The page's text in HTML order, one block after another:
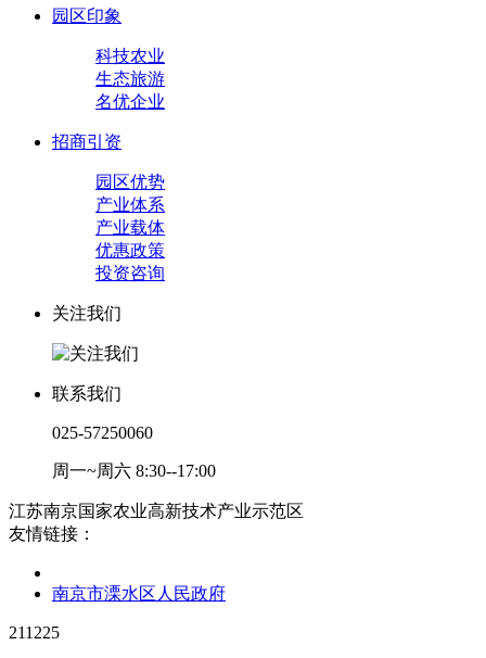
园区印象
科技农业
生态旅游
名优企业
招商引资
园区优势
产业体系
产业载体
优惠政策
投资咨询
关注我们
联系我们
025-57250060
周一~周六 8:30--17:00
江苏南京国家农业高新技术产业示范区
友情链接：
南京市溧水区人民政府
211225